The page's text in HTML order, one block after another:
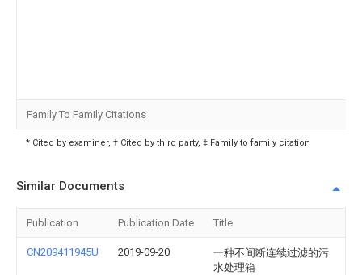
Family To Family Citations
* Cited by examiner, † Cited by third party, ‡ Family to family citation
Similar Documents
Publication Publication Date Title
CN209411945U 2019-09-20
一种不间断连续过滤的污
水处理箱